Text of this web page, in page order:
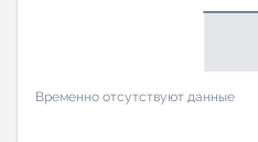
Временно отсутствуют данные